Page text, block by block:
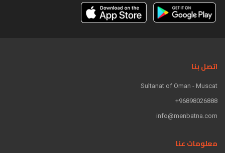
اتصل بنا
Sultanat of Oman - Muscat
96898026888+
info@menbatna.com
معلومات عنا